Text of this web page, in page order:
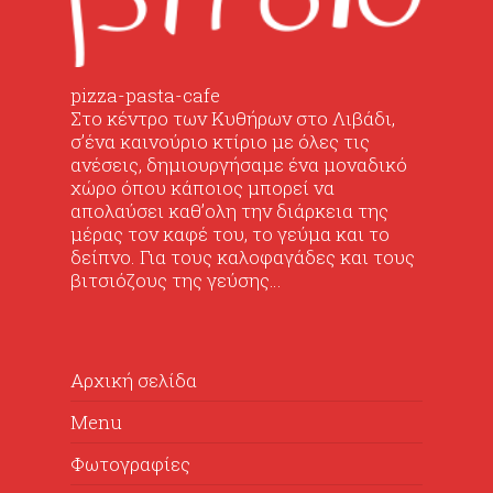
pizza-pasta-cafe
Στο κέντρο των Κυθήρων στο Λιβάδι,
σ’ένα καινούριο κτίριο με όλες τις
ανέσεις, δημιουργήσαμε ένα μοναδικό
χώρο όπου κάποιος μπορεί να
απολαύσει καθ’ολη την διάρκεια της
μέρας τον καφέ του, το γεύμα και το
δείπνο. Για τους καλοφαγάδες και τους
βιτσιόζους της γεύσης…
Αρχική σελίδα
Menu
Φωτογραφίες